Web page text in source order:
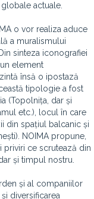
actuale.
o vor realiza aduce
a muralismului
sinteza iconografiei
element
însă o ipostază
tipologie a fost
(Topolnița, dar și
etc.), locul în care
din spațiul balcanic și
NOIMA propune,
priviri ce scrutează din
și timpul nostru.
și al companiilor
diversificarea